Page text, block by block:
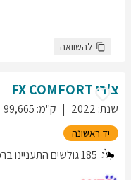
להשוואה
צ'רי FXCOMFORT
שנת:
2022 ק"מ:
99,665
יד ראשונה
185גולשים התעניינו